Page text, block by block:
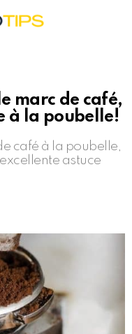
marc de café,
à la poubelle!
café à la poubelle,
astuce